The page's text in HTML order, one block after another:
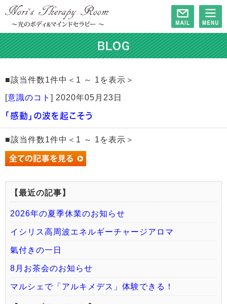
BLOG
■該当件数1件中＜1 ～ 1を表示＞
[意識のコト ] 2020年05月23日
「感動」の波を起こそう
■該当件数1件中＜1 ～ 1を表示＞
【最近の記事】
2026年の夏季休業のお知らせ
イシリス高周波エネルギーチャージアロマ
氣付きの一日
8月お茶会のお知らせ
マルシェで「アルキメデス」体験できる！